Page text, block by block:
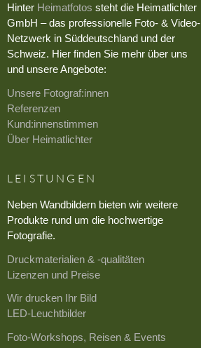
Hinter Heimatfotos steht die Heimatlichter
GmbH – das professionelle Foto- & Video-
Netzwerk in Süddeutschland und der
Schweiz. Hier finden Sie mehr über uns
und unsere Angebote:
Unsere Fotograf:innen
Referenzen
Kund:innenstimmen
Über Heimatlichter
LEISTUNGEN
Neben Wandbildern bieten wir weitere
Produkte rund um die hochwertige
Fotografie.
Druckmaterialien & -qualitäten
Lizenzen und Preise
Wir drucken Ihr Bild
LED-Leuchtbilder
Foto-Workshops, Reisen & Events